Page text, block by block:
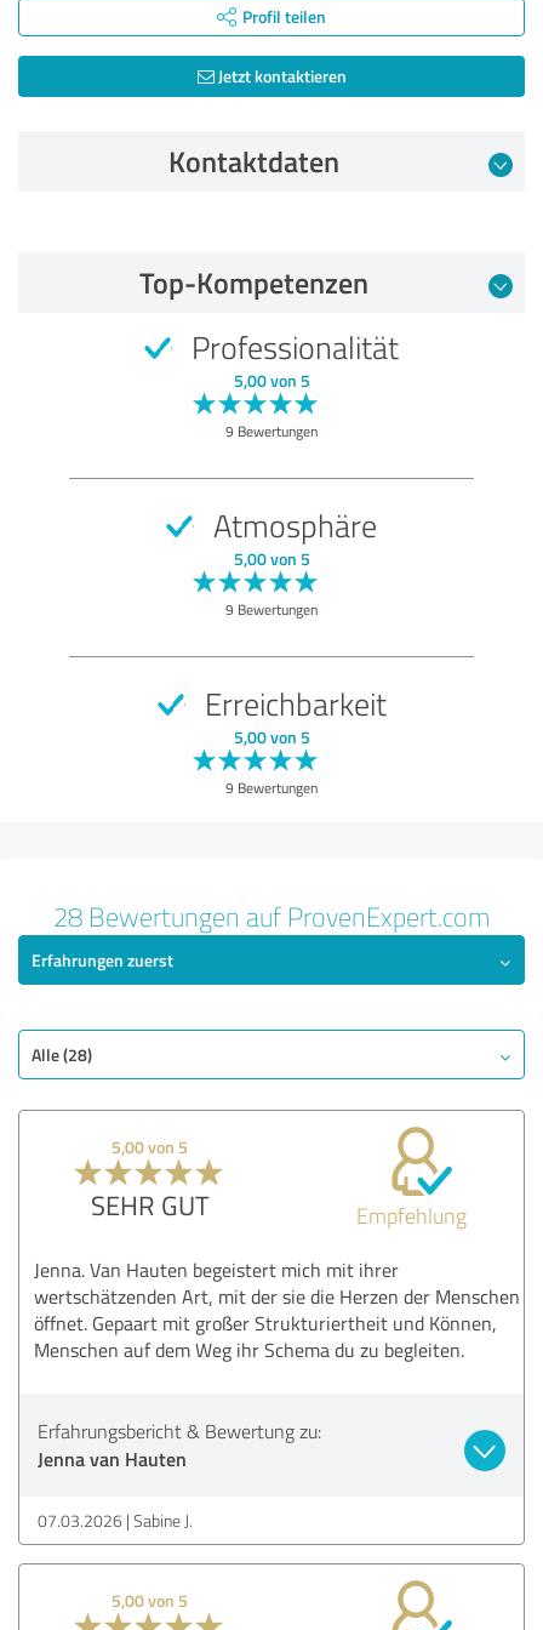
Profil teilen
Jetzt kontaktieren
Kontaktdaten
Empfehlung
Top-Kompetenzen
Professionalität
5,00 von 5
9 Bewertungen
Atmosphäre
5,00 von 5
9 Bewertungen
Erreichbarkeit
5,00 von 5
9 Bewertungen
28 Bewertungen auf ProvenExpert.com
Erfahrungen zuerst
Alle (28)
5,00 von 5
SEHR GUT Empfehlung
Jenna. Van Hauten begeistert mich mit ihrer
wertschätzenden Art, mit der sie die Herzen der Menschen
öffnet. Gepaart mit großer Strukturiertheit und Können,
Menschen auf dem Weg ihr Schema du zu begleiten.
Erfahrungsbericht & Bewertung zu:
Jenna van Hauten
07.03.2026 Sabine J.
5,00 von 5